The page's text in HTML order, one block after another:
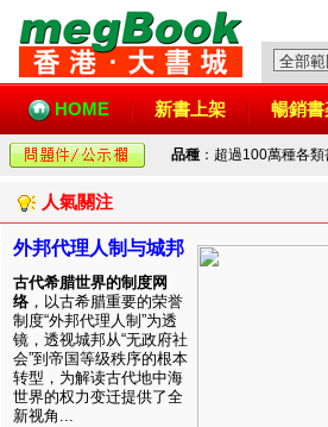
HOME 新書上架 暢銷書
品種 ：超過100萬種各
人氣關注
外邦代理人制与城邦
古代希腊世界的制度网
络 ，以古希腊重要的荣誉
制度“外邦代理人制”为透
镜，透视城邦从“无政府社
会”到帝国等级秩序的根本
转型，为解读古代地中海
世界的权力变迁提供了全
新视角...